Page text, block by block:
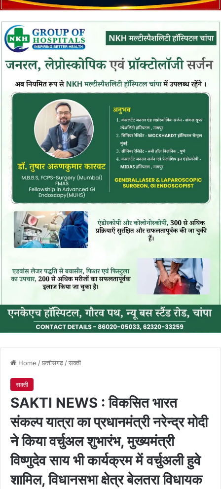
Home /छत्तीसगढ़/सक्ती
सक्ती
SAKTI NEWS : विकसित भारत
संकल्प यात्रा का प्रधानमंत्री नरेन्द्र मोदी
ने किया वर्चुअल शुभारंभ, मुख्यमंत्री
विष्णुदेव साय भी कार्यक्रम में वर्चुअली हुवे
शामिल, विधानसभा क्षेत्र बेलतरा विधायक